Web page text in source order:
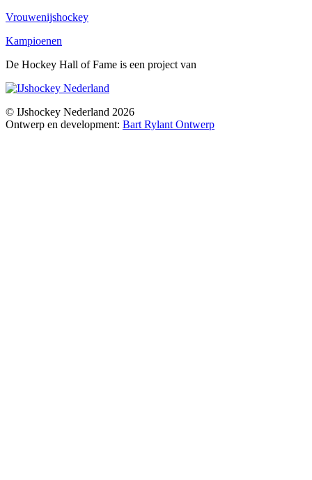
Vrouwenijshockey
Kampioenen
De Hockey Hall of Fame is een project van
© IJshockey Nederland 2026
Ontwerp en development: Bart Rylant Ontwerp